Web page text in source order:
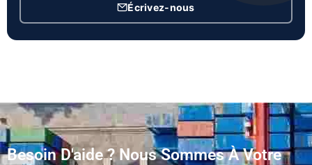
Écrivez-nous
Besoin D'aide ? Nous Sommes À Votre